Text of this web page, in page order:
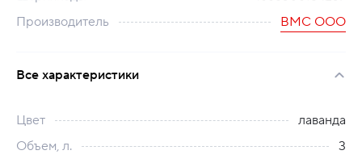
Производитель
ВМС ООО
Все характеристики
Цвет
лаванда
Объем, л.
3